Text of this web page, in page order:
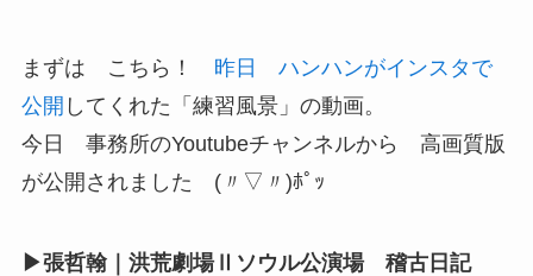
まずは こちら！ 昨日 ハンハンがインスタで
公開 してくれた「練習風景」の動画。
今日 事務所のYoutubeチャンネルから 高画質版
が公開されました (〃▽〃)ﾎﾟｯ
▶張哲翰｜洪荒劇場Ⅱソウル公演場 稽古日記